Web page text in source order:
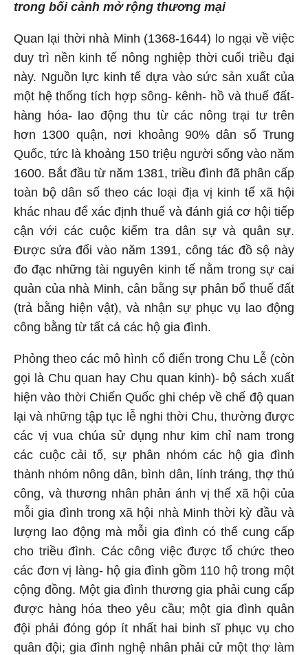
trong bối cảnh mở rộng thương mại
Quan lại thời nhà Minh (1368-1644) lo ngại về việc
duy trì nền kinh tế nông nghiệp thời cuối triều đại
này. Nguồn lực kinh tế dựa vào sức sản xuất của
một hệ thống tích hợp sông- kênh- hồ và thuế đất-
hàng hóa- lao động thu từ các nông trại tư trên
hơn 1300 quận, nơi khoảng 90% dân số Trung
Quốc, tức là khoảng 150 triệu người sống vào năm
1600. Bắt đầu từ năm 1381, triều đình đã phân cấp
toàn bộ dân số theo các loại địa vị kinh tế xã hội
khác nhau để xác định thuế và đánh giá cơ hội tiếp
cận với các cuộc kiểm tra dân sự và quân sự.
Được sửa đổi vào năm 1391, công tác đồ sộ này
đo đạc những tài nguyên kinh tế nằm trong sự cai
quản của nhà Minh, cân bằng sự phân bổ thuế đất
(trả bằng hiện vật), và nhận sự phục vụ lao động
công bằng từ tất cả các hộ gia đình.
Phỏng theo các mô hình cổ điển trong Chu Lễ (còn
gọi là Chu quan hay Chu quan kinh)- bộ sách xuất
hiện vào thời Chiến Quốc ghi chép về chế độ quan
lại và những tập tục lễ nghi thời Chu, thường được
các vị vua chúa sử dụng như kim chỉ nam trong
các cuộc cải tổ, sự phân nhóm các hộ gia đình
thành nhóm nông dân, bình dân, lính tráng, thợ thủ
công, và thương nhân phản ánh vị thế xã hội của
mỗi gia đình trong xã hội nhà Minh thời kỳ đầu và
lượng lao động mà mỗi gia đình có thể cung cấp
cho triều đình. Các công việc được tổ chức theo
các đơn vị làng- hộ gia đình gồm 110 hộ trong một
cộng đồng. Một gia đình thương gia phải cung cấp
được hàng hóa theo yêu cầu; một gia đình quân
đội phải đóng góp ít nhất hai binh sĩ phục vụ cho
quân đội; gia đình nghệ nhân phải cử một thợ làm